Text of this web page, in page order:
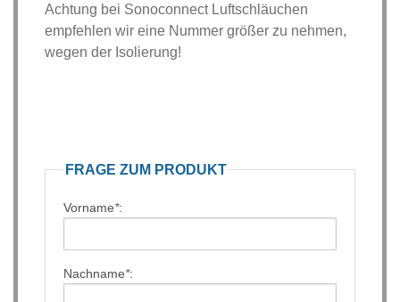
Achtung bei Sonoconnect Luftschläuchen
empfehlen wir eine Nummer größer zu nehmen,
wegen der Isolierung!
FRAGE ZUM PRODUKT
Vorname*:
Nachname*: